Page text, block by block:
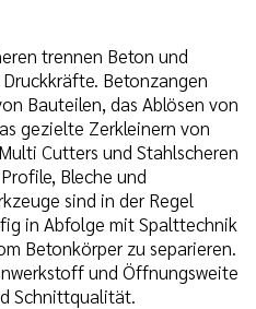
trennen Beton und
Betonzangen
Bauteilen, das Ablösen von
gezielte Zerkleinern von
Cutters und Stahlscheren
Bleche und
sind in der Regel
in Abfolge mit Spalttechnik
Betonkörper zu separieren.
und Öffnungsweite
Schnittqualität.